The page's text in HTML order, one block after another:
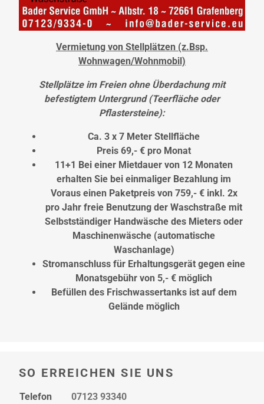
Vermietung von Stellplätzen (z.Bsp.
Wohnwagen/Wohnmobil)
Stellplätze im Freien ohne Überdachung mit
befestigtem Untergrund (Teerfläche oder
Pflastersteine):
Ca. 3 x 7 Meter Stellfläche
Preis 69,- € pro Monat
11+1 Bei einer Mietdauer von 12 Monaten
erhalten Sie bei einmaliger Bezahlung im
Voraus einen Paketpreis von 759,- € inkl. 2x
pro Jahr freie Benutzung der Waschstraße mit
Selbstständiger Handwäsche des Mieters oder
Maschinenwäsche (automatische
Waschanlage)
Stromanschluss für Erhaltungsgerät gegen eine
Monatsgebühr von 5,- € möglich
Befüllen des Frischwassertanks ist auf dem
Gelände möglich
SO ERREICHEN SIE UNS
Telefon
07123 93340